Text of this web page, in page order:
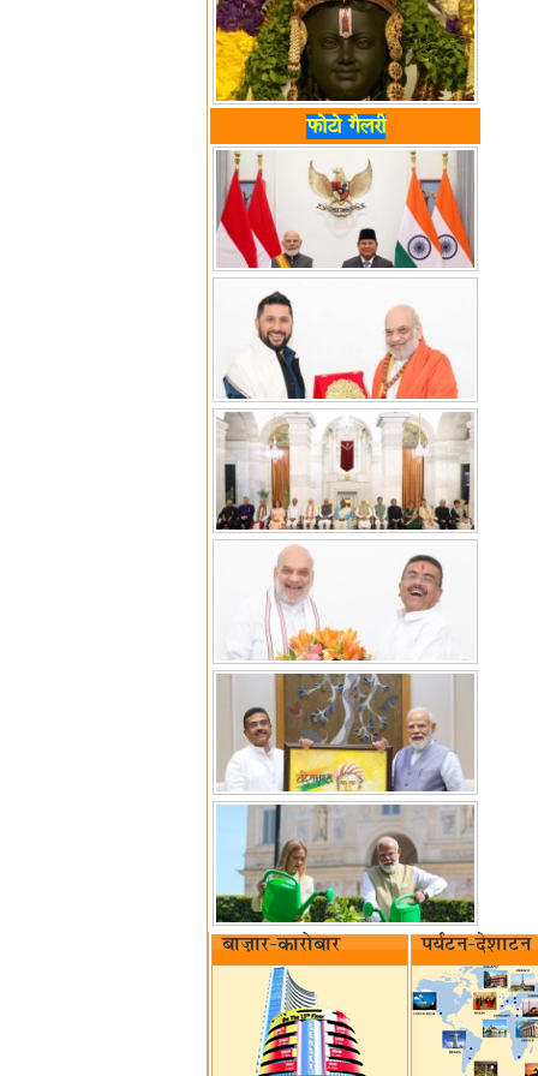
फोटो गैलरी
बाज़ार-कारोबार पर्यटन-देशाटन